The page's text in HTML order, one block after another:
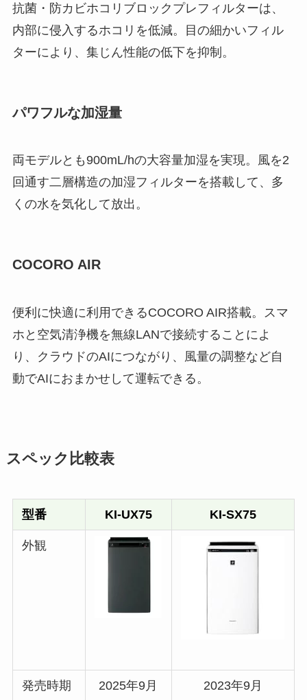
抗菌・防カビホコリブロックプレフィルターは、
内部に侵入するホコリを低減。目の細かいフィル
ターにより、集じん性能の低下を抑制。
パワフルな加湿量
両モデルとも900mL/hの大容量加湿を実現。風を2
回通す二層構造の加湿フィルターを搭載して、多
くの水を気化して放出。
COCORO AIR
便利に快適に利用できるCOCORO AIR搭載。スマ
ホと空気清浄機を無線LANで接続することによ
り、クラウドのAIにつながり、風量の調整など自
動でAIにおまかせして運転できる。
スペック比較表
型番 KI-UX75 KI-SX75
外観
発売時期 2025年9月 2023年9月